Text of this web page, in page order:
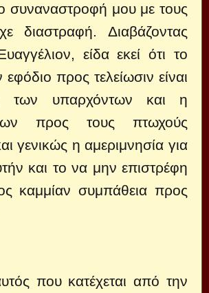
συναναστροφή μου με τους
διαστραφή. Διαβάζοντας
είδα εκεί ότι το
εφόδιο προς τελείωσιν είναι
των υπαρχόντων και η
προς τους πτωχούς
γενικώς η αμεριμνησία για
και το να μην επιστρέφη
καμμίαν συμπάθεια προς
που κατέχεται από την